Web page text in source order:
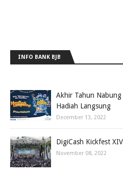
INFO BANK BJB
Akhir Tahun
Hadiah Langsung
December 13, 2022
DigiCash Kickfest
November 08, 2022